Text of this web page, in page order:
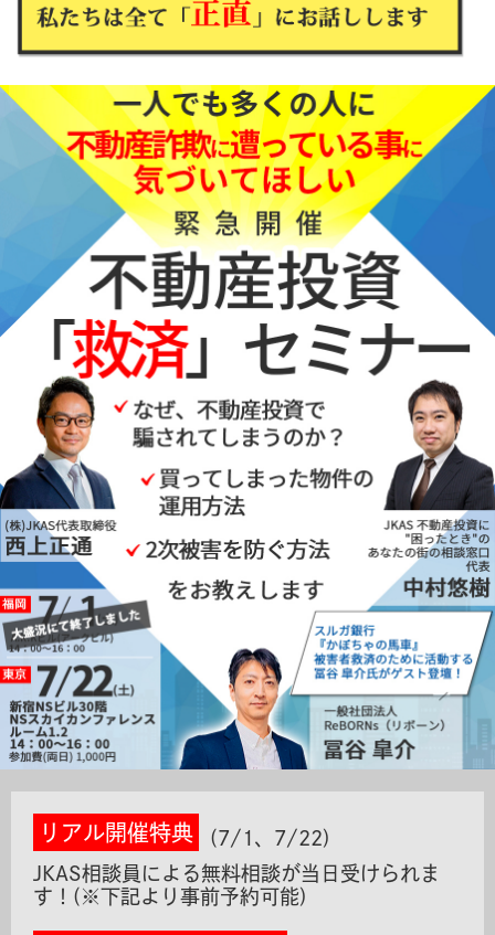
リアル開催特典
(7/1、7/22)
JKAS相談員による無料相談が当日受けられま
す！(※下記より事前予約可能)